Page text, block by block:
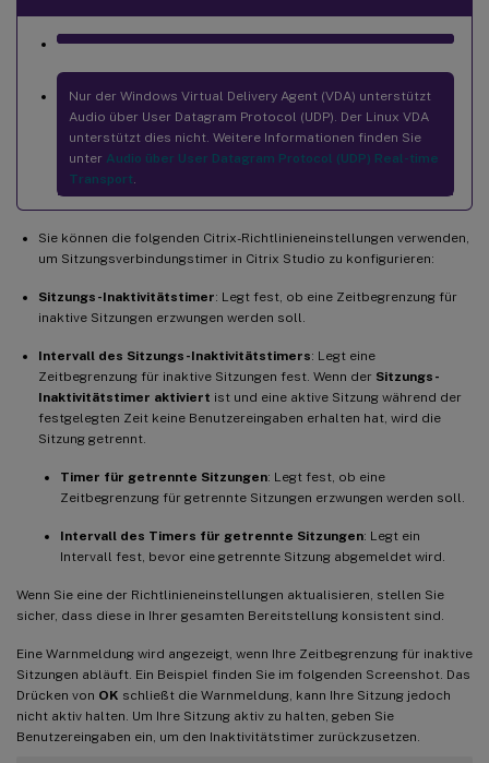
Nur der Windows Virtual Delivery Agent (VDA) unterstützt
Audio über User Datagram Protocol (UDP). Der Linux VDA
unterstützt dies nicht. Weitere Informationen finden Sie
unter Audio über User Datagram Protocol (UDP) Real-time
Transport
Sie können die folgenden Citrix-Richtlinieneinstellungen verwenden,
um Sitzungsverbindungstimer in Citrix Studio zu konfigurieren:
Sitzungs-Inaktivitätstimer: Legt fest, ob eine Zeitbegrenzung für
inaktive Sitzungen erzwungen werden soll.
Intervall des Sitzungs-Inaktivitätstimers: Legt eine
Zeitbegrenzung für inaktive Sitzungen fest. Wenn der Sitzungs-
Inaktivitätstimer aktiviert ist und eine aktive Sitzung während der
festgelegten Zeit keine Benutzereingaben erhalten hat, wird die
Sitzung getrennt.
Timer für getrennte Sitzungen: Legt fest, ob eine
Zeitbegrenzung für getrennte Sitzungen erzwungen werden soll.
Intervall des Timers für getrennte Sitzungen: Legt ein
Intervall fest, bevor eine getrennte Sitzung abgemeldet wird.
Wenn Sie eine der Richtlinieneinstellungen aktualisieren, stellen Sie
sicher, dass diese in Ihrer gesamten Bereitstellung konsistent sind.
Eine Warnmeldung wird angezeigt, wenn Ihre Zeitbegrenzung für inaktive
Sitzungen abläuft. Ein Beispiel finden Sie im folgenden Screenshot. Das
Drücken von OK schließt die Warnmeldung, kann Ihre Sitzung jedoch
nicht aktiv halten. Um Ihre Sitzung aktiv zu halten, geben Sie
Benutzereingaben ein, um den Inaktivitätstimer zurückzusetzen.